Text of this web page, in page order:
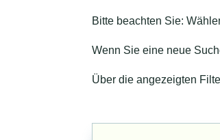
Bitte beachten Sie:
Wenn Sie eine neue
Über die angezeigten